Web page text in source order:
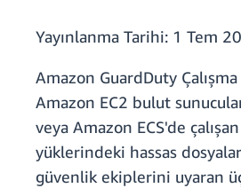
Yayınlanma Tarihi: 1 Tem
Amazon GuardDuty
Amazon EC2 bulut
veya Amazon ECS'de
yüklerindeki hassas
güvenlik ekiplerini uyaran